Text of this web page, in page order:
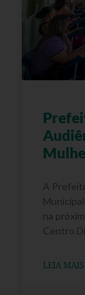
A
na
Centro
LEIA MAIS